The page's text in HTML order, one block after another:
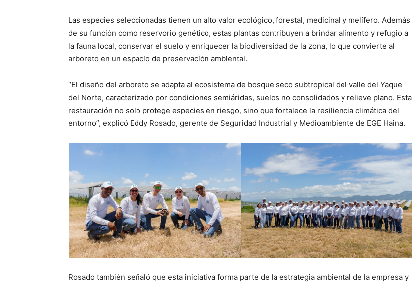
Las especies seleccionadas tienen un alto valor ecológico, forestal, medicinal y melífero. Además
de su función como reservorio genético, estas plantas contribuyen a brindar alimento y refugio a
la fauna local, conservar el suelo y enriquecer la biodiversidad de la zona, lo que convierte al
arboreto en un espacio de preservación ambiental.
“El diseño del arboreto se adapta al ecosistema de bosque seco subtropical del valle del Yaque
del Norte, caracterizado por condiciones semiáridas, suelos no consolidados y relieve plano. Esta
restauración no solo protege especies en riesgo, sino que fortalece la resiliencia climática del
entorno”, explicó Eddy Rosado, gerente de Seguridad Industrial y Medioambiente de EGE Haina.
Rosado también señaló que esta iniciativa forma parte de la estrategia ambiental de la empresa y